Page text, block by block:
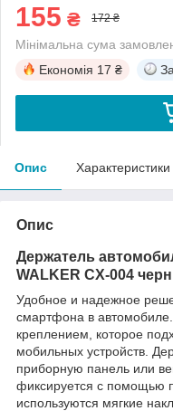
155 ₴ 172 ₴
Мінімальна сума
Економія 17 ₴
Опис Характеристики
Опис
Держатель
WALKER CX-004
Удобное и надежное
смартфона в
креплением, которое
мобильных устройств.
приборную панель или
фиксируется с помощью
используются мягкие